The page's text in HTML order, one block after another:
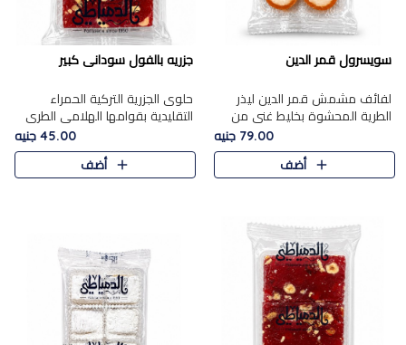
سويسرول قمر الدين
لفائف مشمش قمر الدين ليذر
الطرية المحشوة بخليط غني من
جوز الهند الأبيض والمكسرات
الفاخرة، يقدم المذاق الحلو
الطبيعي لقمر الدين و تجمع بين
79.00 جنيه
أضف
جزريه بالفول سودانى كبير
حلوى الجزرية التركية الحمراء
التقليدية بقوامها الهلامي الطري
ولونها الأحمر المميز، محشوة
بسخاء بالفول السوداني المحمص
لتمنحك توازنًا رائعًا ..
45.00 جنيه
أضف